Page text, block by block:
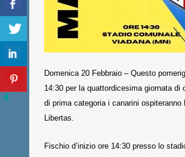
Domenica 20 Febbraio – Questo
14:30 per la quattordicesima giornata di
di prima categoria i canarini ospiteranno
Libertas.
Fischio d’inizio ore 14:30 presso lo